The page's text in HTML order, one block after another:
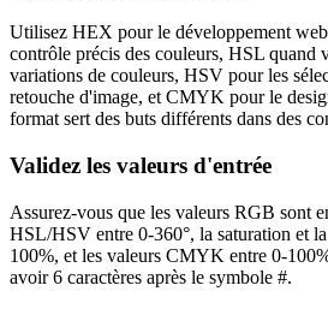
Utilisez HEX pour le développement
contrôle précis des couleurs, HSL quand
variations de couleurs, HSV pour les
retouche d'image, et CMYK pour le
format sert des buts différents dans des
Validez les valeurs d'entrée
Assurez-vous que les valeurs RGB sont
HSL/HSV entre 0-360°, la saturation et
100%, et les valeurs CMYK entre 0-
avoir 6 caractères après le symbole #.